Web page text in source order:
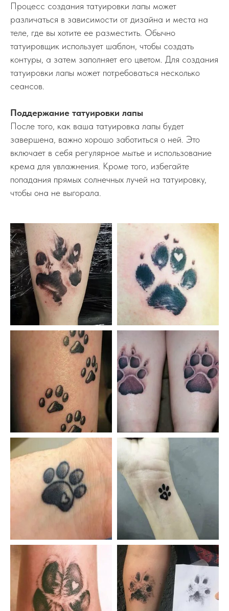
Процесс создания татуировки лапы может
различаться в зависимости от дизайна и места на
теле, где вы хотите ее разместить. Обычно
татуировщик использует шаблон, чтобы создать
контуры, а затем заполняет его цветом. Для создания
татуировки лапы может потребоваться несколько
сеансов.
Поддержание татуировки лапы
После того, как ваша татуировка лапы будет
завершена, важно хорошо заботиться о ней. Это
включает в себя регулярное мытье и использование
крема для увлажнения. Кроме того, избегайте
попадания прямых солнечных лучей на татуировку,
чтобы она не выгорала.